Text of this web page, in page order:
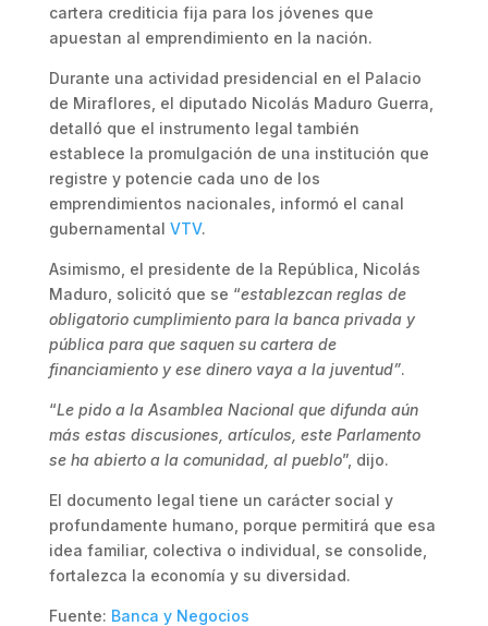
cartera crediticia fija para los jóvenes que
apuestan al emprendimiento en la nación.
Durante una actividad presidencial en el Palacio
de Miraflores, el diputado Nicolás Maduro Guerra,
detalló que el instrumento legal también
establece la promulgación de una institución que
registre y potencie cada uno de los
emprendimientos nacionales, informó el canal
gubernamental VTV.
Asimismo, el presidente de la República, Nicolás
Maduro, solicitó que se “establezcan reglas de
obligatorio cumplimiento para la banca privada y
pública para que saquen su cartera de
financiamiento y ese dinero vaya a la juventud”.
“Le pido a la Asamblea Nacional que difunda aún
más estas discusiones, artículos, este Parlamento
se ha abierto a la comunidad, al pueblo”, dijo.
El documento legal tiene un carácter social y
profundamente humano, porque permitirá que esa
idea familiar, colectiva o individual, se consolide,
fortalezca la economía y su diversidad.
Fuente: Banca y Negocios